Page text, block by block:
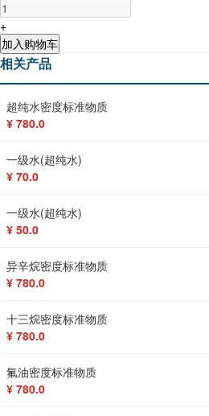
+
加入购物车
相关产品
超纯水密度标准物质
¥ 780.0
一级水(超纯水)
¥ 70.0
一级水(超纯水)
¥ 50.0
异辛烷密度标准物质
¥ 780.0
十三烷密度标准物质
¥ 780.0
氟油密度标准物质
¥ 780.0